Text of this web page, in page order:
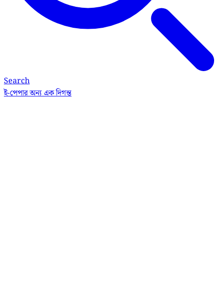
Search
ই-পেপারঅন্য এক দিগন্ত